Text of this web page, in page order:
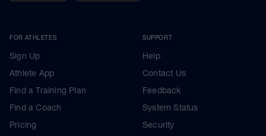
FOR ATHLETES
Sign Up
Athlete App
Find a Training Plan
Find a Coach
Pricing
SUPPORT
Help
Contact Us
Feedback
System Status
Security